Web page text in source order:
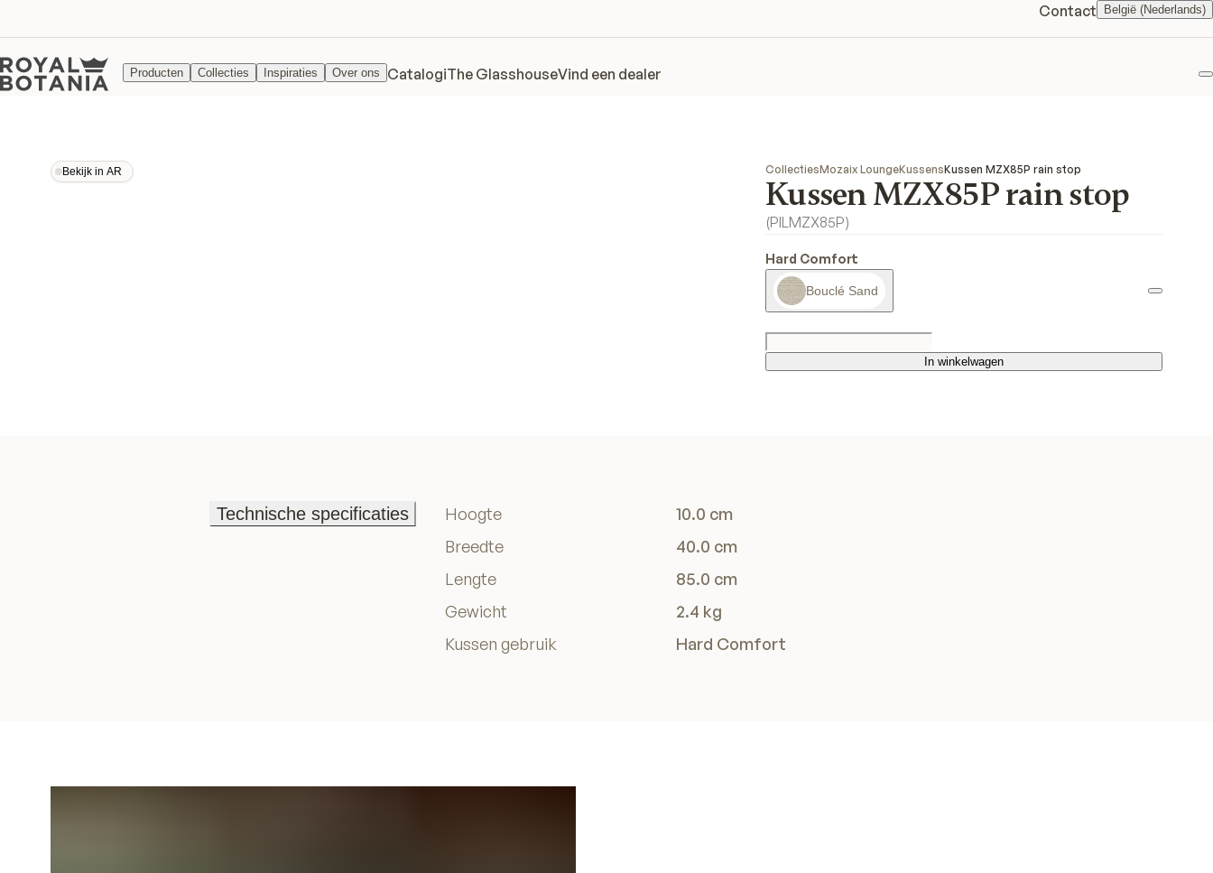
Contact België (Nederlands)
Producten Collecties Inspiraties Over ons CatalogiThe GlasshouseVind een dealer
Bekijk in AR
Bekijk in AR
CollectiesMozaix LoungeKussensKussen MZX85P rain stop
Kussen MZX85P rain stop
(PILMZX85P)
Hard Comfort
Bouclé Sand
In winkelwagen
In winkelwagen
Technische specificaties
Hoogte
10.0 cm
Breedte
40.0 cm
Lengte
85.0 cm
Gewicht
2.4 kg
Kussen gebruik
Hard Comfort